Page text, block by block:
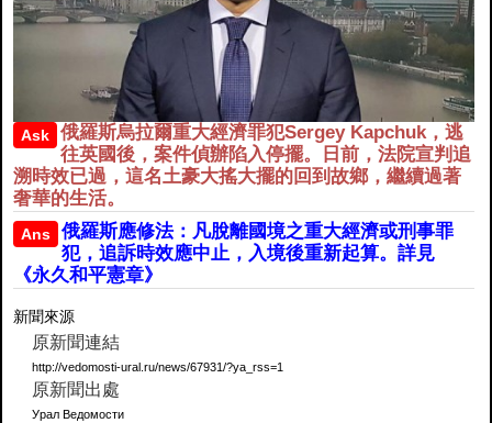
Ask
俄羅斯烏拉爾重大經濟罪犯Sergey Kapchuk，逃
往英國後，案件偵辦陷入停擺。日前，法院宣判追
溯時效已過，這名土豪大搖大擺的回到故鄉，繼續過著
奢華的生活。
Ans
俄羅斯應修法：凡脫離國境之重大經濟或刑事罪
犯，追訴時效應中止，入境後重新起算。詳見
《永久和平憲章》
新聞來源
原新聞連結
http://vedomosti-ural.ru/news/67931/?ya_rss=1
原新聞出處
Урал Ведомости